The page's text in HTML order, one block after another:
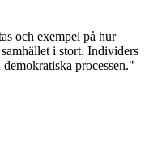
och exempel på hur
i stort. Individers
processen."